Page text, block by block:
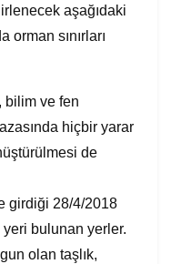
aşağıdaki
orman sınırları
bilim ve fen
hiçbir yarar
de
girdiği 28/4/2018
bulunan yerler.
olan taşlık,